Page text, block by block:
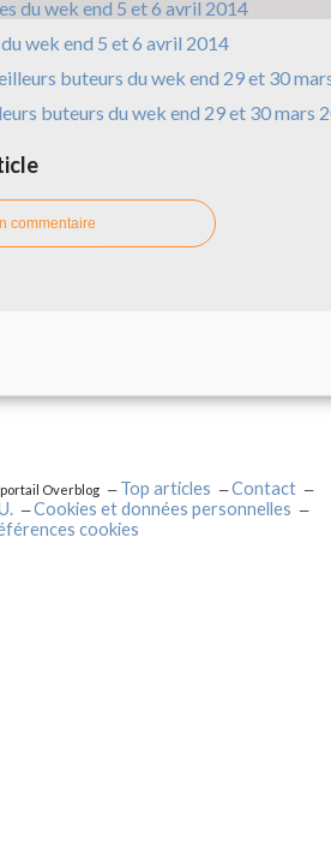
wek end 5 et 6 avril 2014
buteurs du wek end 29 et 30 mars
commentaire
Overblog Top articles
Contact
Cookies et données personnelles
cookies